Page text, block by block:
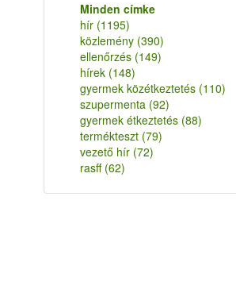
Minden címke
hír (1195)
közlemény (390)
ellenőrzés (149)
hírek (148)
gyermek közétkeztetés (110)
szupermenta (92)
gyermek étkeztetés (88)
termékteszt (79)
vezető hír (72)
rasff (62)